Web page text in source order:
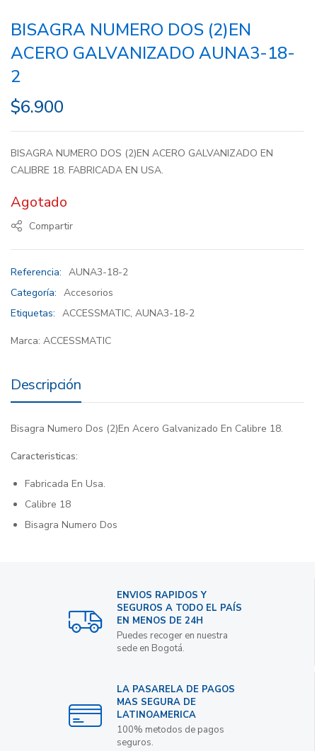
BISAGRA NUMERO DOS (2)EN
ACERO GALVANIZADO AUNA3-18-
2
$6.900
BISAGRA NUMERO DOS (2)EN ACERO GALVANIZADO EN
CALIBRE 18. FABRICADA EN USA.
Agotado
Compartir
Referencia: AUNA3-18-2
Categoría: Accesorios
Etiquetas: ACCESSMATIC, AUNA3-18-2
Marca: ACCESSMATIC
Descripción
Bisagra Numero Dos (2)En Acero Galvanizado En Calibre 18.
Caracteristicas:
Fabricada En Usa.
Calibre 18
Bisagra Numero Dos
ENVIOS RAPIDOS Y
SEGUROS A TODO EL PAÍS
EN MENOS DE 24H
Puedes recoger en nuestra
sede en Bogotá.
LA PASARELA DE PAGOS
MAS SEGURA DE
LATINOAMERICA
100% metodos de pagos
seguros.